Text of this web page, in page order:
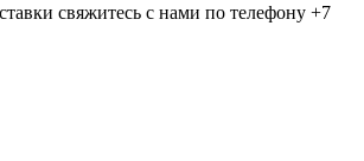
свяжитесь с нами по телефону +7